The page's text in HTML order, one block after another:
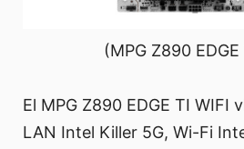
(MPG Z890
El MPG Z890 EDGE TI WIFI
LAN Intel Killer 5G, Wi-Fi